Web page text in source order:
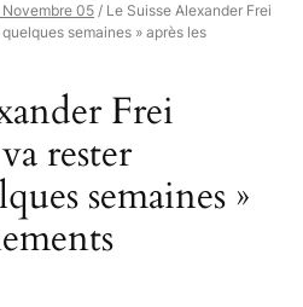
Novembre 05 / Le Suisse Alexander Frei
semaines » après les
Frei
rester
semaines »